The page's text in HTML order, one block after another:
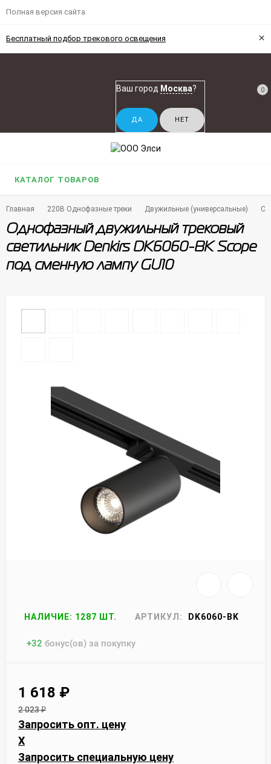
Полная версия сайта
Бесплатный подбор трекового освещения ×
Ваш город Москва? 0
КАТАЛОГ ТОВАРОВ
Главная 220В Однофазные треки Двужильные (универсальные)
Однофазный двужильный трековый
светильник Denkirs DK6060-BK Scope
под сменную лампу GU10
НАЛИЧИЕ: 1287 ШТ. АРТИКУЛ: DK6060-BK
+32 бонус(ов) за покупку
1 618 ₽
2 023₽
Запросить опт. цену
X
Запросить специальную цену